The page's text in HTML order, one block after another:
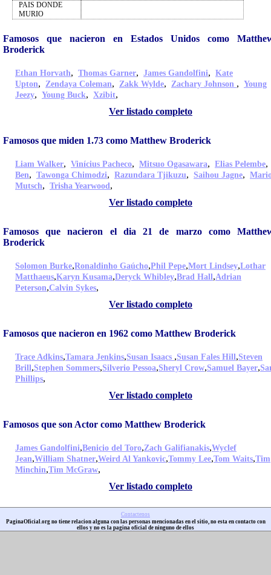
PAIS DONDE
MURIO
Famosos que nacieron en Estados Unidos como
Broderick
Ethan Horvath, Thomas Garner, James Gandolfini, Kate
Upton, Zendaya Coleman, Zakk Wylde, Zachary Johnson , Young
Jeezy, Young Buck, Xzibit,
Ver listado completo
Famosos que miden 1.73 como Matthew Broderick
Liam Walker, Vinícius Pacheco, Mitsuo Ogasawara, Elias Pelembe
Ben, Tawonga Chimodzi, Razundara Tjikuzu, Saihou Jagne,
Mutsch, Trisha Yearwood,
Ver listado completo
Famosos que nacieron el dia 21 de marzo como
Broderick
Solomon Burke,Ronaldinho Gaúcho,Phil Pepe,Mort Lindsey,Lothar
Matthaeus,Karyn Kusama,Deryck Whibley,Brad Hall,Adrian
Peterson,Calvin Sykes,
Ver listado completo
Famosos que nacieron en 1962 como Matthew Broderick
Trace Adkins,Tamara Jenkins,Susan Isaacs ,Susan Fales Hill,Steven
Brill,Stephen Sommers,Silverio Pessoa,Sheryl Crow,Samuel Bayer,
Phillips,
Ver listado completo
Famosos que son Actor como Matthew Broderick
James Gandolfini,Benicio del Toro,Zach Galifianakis,Wyclef
Jean,William Shatner,Weird Al Yankovic,Tommy Lee,Tom Waits,Tim
Minchin,Tim McGraw,
Ver listado completo
Contactenos
PaginaOficial.org no tiene relacion alguna con las personas mencionadas en el sitio, no esta en contacto con
ellos y no es la pagina oficial de ninguno de ellos